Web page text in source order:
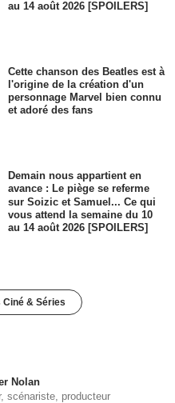
au 14 août 2026 [SPOILERS]
Cette chanson des Beatles est à
l'origine de la création d'un
personnage Marvel bien connu
et adoré des fans
Demain nous appartient en
avance : Le piège se referme
sur Soizic et Samuel... Ce qui
vous attend la semaine du 10
au 14 août 2026 [SPOILERS]
& Séries
Nolan
scénariste, producteur